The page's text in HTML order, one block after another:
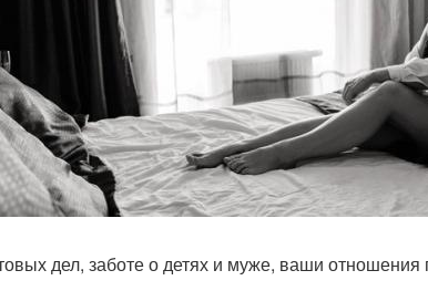
дел, заботе о детях и муже, ваши